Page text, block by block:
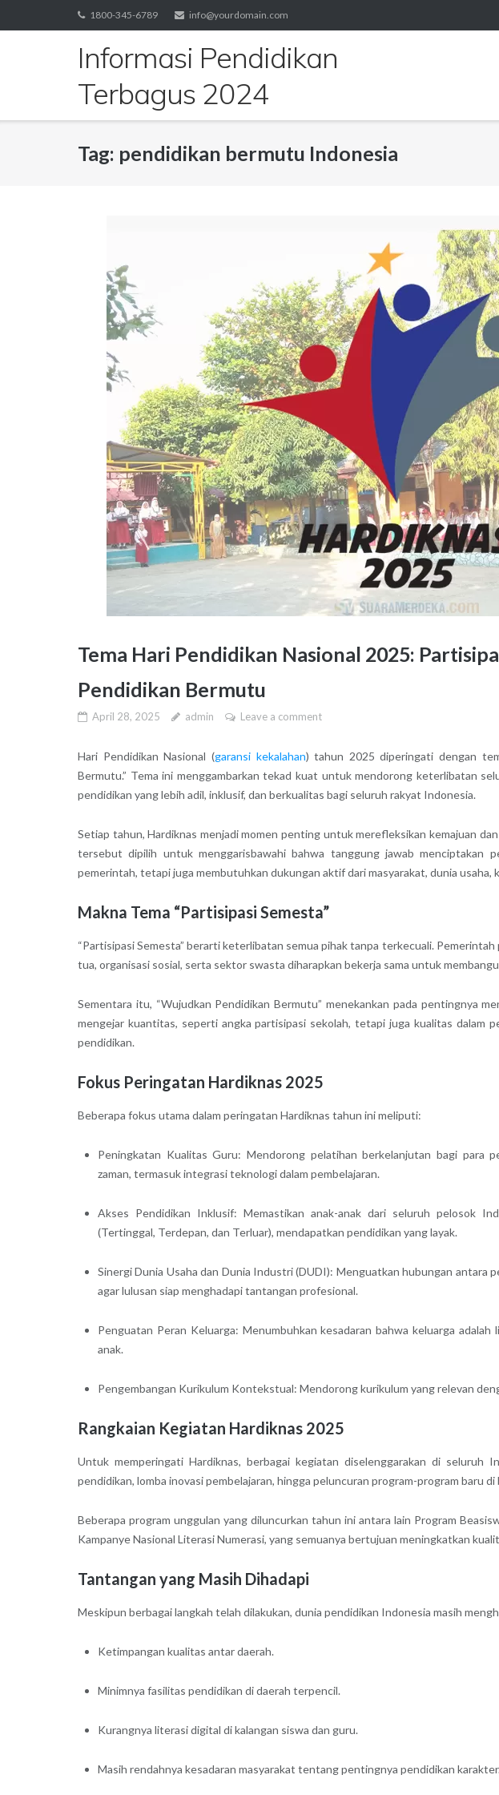
to
1800-345-6789 info@yourdomain.com
Informasi Pendidikan
Terbagus 2024
Tag: pendidikan bermutu Indonesia
Tema Hari Pendidikan Nasional 2025:
Pendidikan Bermutu
April 28, 2025 admin Leave a comment
Hari Pendidikan Nasional (garansi kekalahan) tahun 2025 diperingati dengan
Bermutu.” Tema ini menggambarkan tekad kuat untuk mendorong keterlibatan
pendidikan yang lebih adil, inklusif, dan berkualitas bagi seluruh rakyat Indonesia.
Setiap tahun, Hardiknas menjadi momen penting untuk merefleksikan kemajuan
tersebut dipilih untuk menggarisbawahi bahwa tanggung jawab menciptakan
pemerintah, tetapi juga membutuhkan dukungan aktif dari masyarakat, dunia usaha,
Makna Tema “Partisipasi Semesta”
“Partisipasi Semesta” berarti keterlibatan semua pihak tanpa terkecuali.
tua, organisasi sosial, serta sektor swasta diharapkan bekerja sama untuk
Sementara itu, “Wujudkan Pendidikan Bermutu” menekankan pada pentingnya
mengejar kuantitas, seperti angka partisipasi sekolah, tetapi juga kualitas dalam
pendidikan.
Fokus Peringatan Hardiknas 2025
Beberapa fokus utama dalam peringatan Hardiknas tahun ini meliputi:
Peningkatan Kualitas Guru: Mendorong pelatihan berkelanjutan bagi para
zaman, termasuk integrasi teknologi dalam pembelajaran.
Akses Pendidikan Inklusif: Memastikan anak-anak dari seluruh pelosok
(Tertinggal, Terdepan, dan Terluar), mendapatkan pendidikan yang layak.
Sinergi Dunia Usaha dan Dunia Industri (DUDI): Menguatkan hubungan antara
agar lulusan siap menghadapi tantangan profesional.
Penguatan Peran Keluarga: Menumbuhkan kesadaran bahwa keluarga
anak.
Pengembangan Kurikulum Kontekstual: Mendorong kurikulum yang relevan
Rangkaian Kegiatan Hardiknas 2025
Untuk memperingati Hardiknas, berbagai kegiatan diselenggarakan di seluruh
pendidikan, lomba inovasi pembelajaran, hingga peluncuran program-program baru di
Beberapa program unggulan yang diluncurkan tahun ini antara lain Program
Kampanye Nasional Literasi Numerasi, yang semuanya bertujuan meningkatkan
Tantangan yang Masih Dihadapi
Meskipun berbagai langkah telah dilakukan, dunia pendidikan Indonesia masih
Ketimpangan kualitas antar daerah.
Minimnya fasilitas pendidikan di daerah terpencil.
Kurangnya literasi digital di kalangan siswa dan guru.
Masih rendahnya kesadaran masyarakat tentang pentingnya pendidikan karakter.